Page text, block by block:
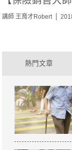
講師 王育才Robert
熱門文章